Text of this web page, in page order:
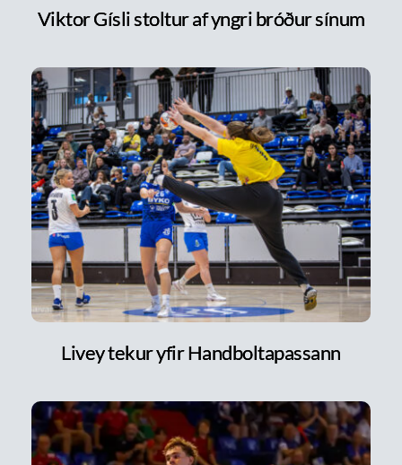
Viktor Gísli stoltur af yngri bróður sínum
Livey tekur yfir Handboltapassann